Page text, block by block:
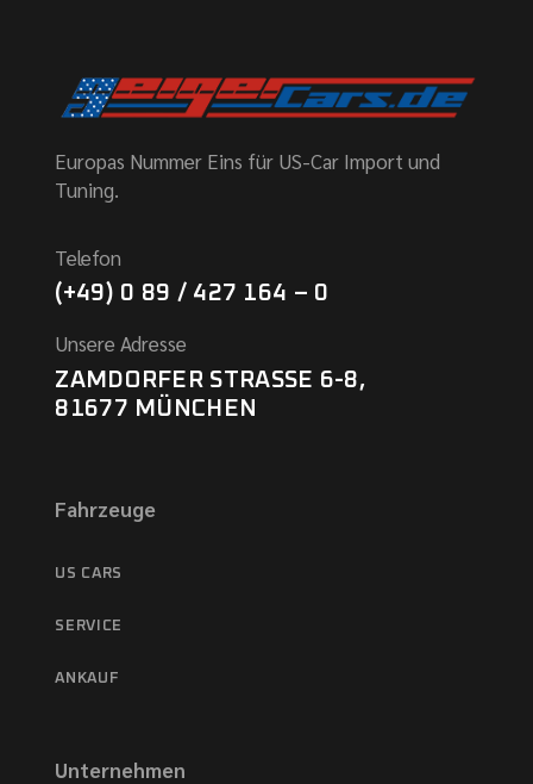
Europas Nummer Eins für US-Car Import und
Tuning.
Telefon
(+49) 0 89 / 427 164 – 0
Unsere Adresse
ZAMDORFER STRASSE 6-8,
81677 MÜNCHEN
Fahrzeuge
US CARS
SERVICE
ANKAUF
Unternehmen